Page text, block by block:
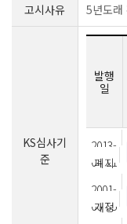
고시사유 5년도래
KS심사기
준
발행
일
2013-
04-21
폐지
2001-
06-05
개정